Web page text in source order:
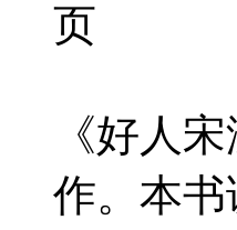
页
《好人
作。本